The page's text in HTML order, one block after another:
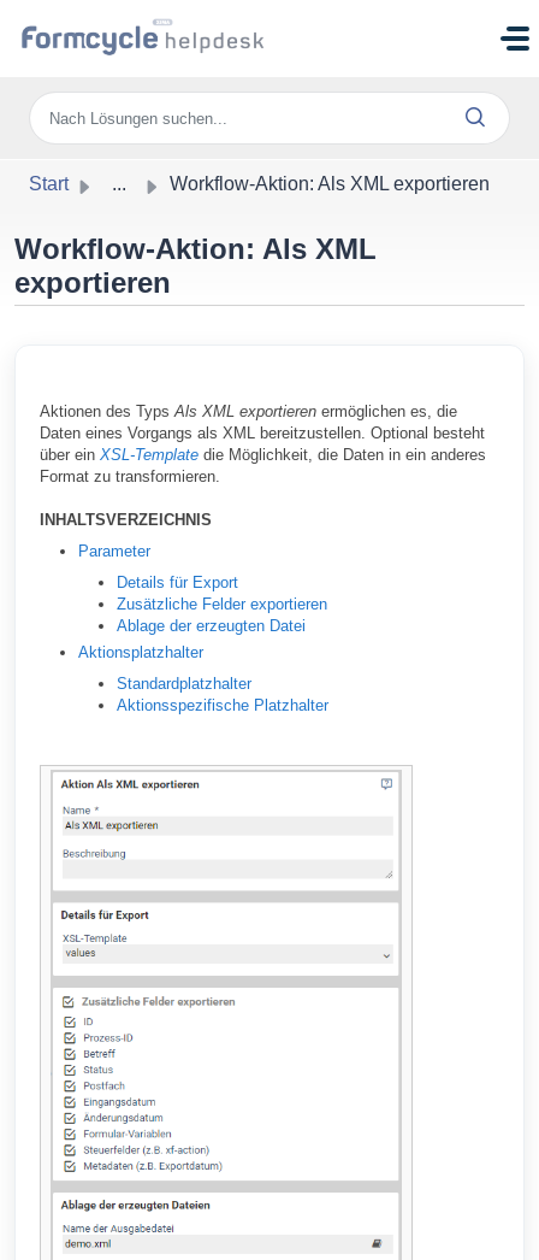
Start ... Workflow-Aktion: Als XML exportieren
Workflow-Aktion: Als XML
exportieren
Aktionen des TypsAls XML exportieren ermöglichen es, die
Daten eines Vorgangs als XML bereitzustellen. Optional besteht
über ein XSL-Template die Möglichkeit, die Daten in ein anderes
Format zu transformieren.
INHALTSVERZEICHNIS
Parameter
Details für Export
Zusätzliche Felder exportieren
Ablage der erzeugten Datei
Aktionsplatzhalter
Standardplatzhalter
Aktionsspezifische Platzhalter